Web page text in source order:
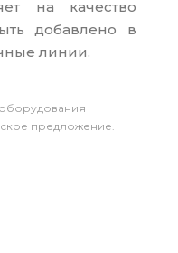
на качество
добавлено в
линии.
предложение.